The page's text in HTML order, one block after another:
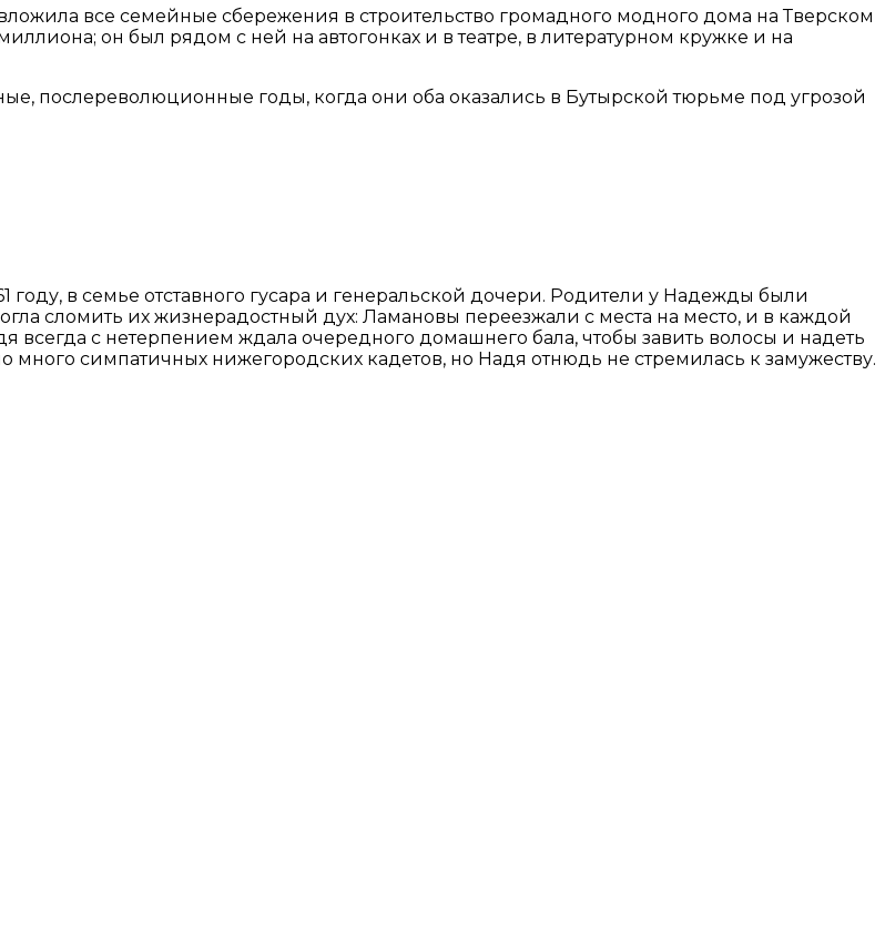
все семейные сбережения в строительство громадного модного дома на Тверском
он был рядом с ней на автогонках и в театре, в литературном кружке и на
послереволюционные годы, когда они оба оказались в Бутырской тюрьме под угрозой
в семье отставного гусара и генеральской дочери. Родители у Надежды были
сломить их жизнерадостный дух: Ламановы переезжали с места на место, и в каждой
с нетерпением ждала очередного домашнего бала, чтобы завить волосы и надеть
симпатичных нижегородских кадетов, но Надя отнюдь не стремилась к замужеству.